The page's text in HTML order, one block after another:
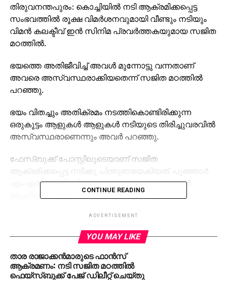
തിരുവനന്തപുരം: കൊച്ചിയില്‍ നടി ആക്രമിക്കപ്പെട്ട
സംഭവത്തില്‍ രൂക്ഷ വിമര്‍ശനവുമായി വീണ്ടും നടിയും
വിമന്‍ കലക്ടീവ് ഇന്‍ സിനിമ പ്രവര്‍ത്തകയുമായ സജിത
മഠത്തില്‍.
ഭയത്തെ അതിജീവിച്ച് അവള്‍ മുന്നോട്ടു വന്നതാണ്
അവരെ അസ്വസ്ഥരാക്കിയതെന്ന് സജിത മഠത്തില്‍
പറഞ്ഞു.
ഭയം വിതച്ചും അതിക്രമം നടത്തികൊണ്ടിരിക്കുന്ന
ഒരുകൂട്ടം ആളുകള്‍ ആളുകള്‍ നടിയുടെ തിരിച്ചുവരവില്‍
അസ്വസ്ഥരാണെന്നും അവര്‍ പറഞ്ഞു.
ഫേസ്ബുക്ക് പോസ്റ്റിലൂടെയാണ് സജിത
ആക്രമിക്കപ്പെട്ട നടിക്കു പിന്തുണയേകിയത്. പൂഞ്ഞാര്‍
എം.എല്‍.എ പി.സി ജോര്‍ജ്ജ് ഉള്‍പ്പെടെ പ്രമുഖര്‍
ആക്രമിക്കപ്പെട്ട നടിക്കെതിരെ രംഗത്തു വന്ന
നേരത്തെ ഈ വിഷയത്തില്‍ സജിത ശക്തമായ
ഇടപെടല്‍ നടത്തിയിരുന്നു.
സജിത മഠത്തില്‍ ഫേസ്ബുക്ക് പോസ്റ്റ്
CONTINUE READING
ADVERTISEMENT
YOU MAY LIKE
താര രാജാക്കന്‍മാരുടെ ഫാന്‍സ്
ആക്രമണം: നടി സജിത മഠത്തില്‍
ഫെയ്‌സ്ബുക്ക് പേജ് ഡിലീറ്റ് ചെയ്തു